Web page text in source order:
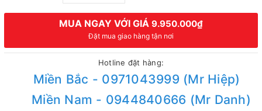
MUA NGAY VỚI GIÁ 9.950.000₫
Đặt mua giao hàng tận nơi
Hotline đặt hàng:
Miền Bắc - 0971043999 (Mr Hiệp)
Miền Nam - 0944840666 (Mr Danh)